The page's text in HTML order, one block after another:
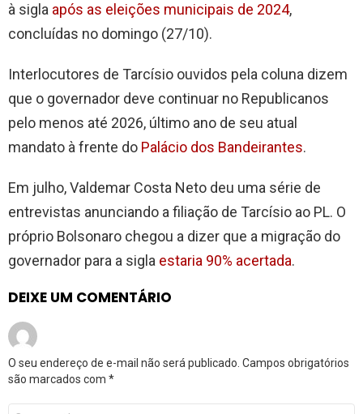
à sigla após as eleições municipais de 2024,
concluídas no domingo (27/10).
Interlocutores de Tarcísio ouvidos pela coluna dizem
que o governador deve continuar no Republicanos
pelo menos até 2026, último ano de seu atual
mandato à frente do Palácio dos Bandeirantes.
Em julho, Valdemar Costa Neto deu uma série de
entrevistas anunciando a filiação de Tarcísio ao PL. O
próprio Bolsonaro chegou a dizer que a migração do
governador para a sigla estaria 90% acertada.
DEIXE UM COMENTÁRIO
O seu endereço de e-mail não será publicado. Campos obrigatórios
são marcados com *
Comentário